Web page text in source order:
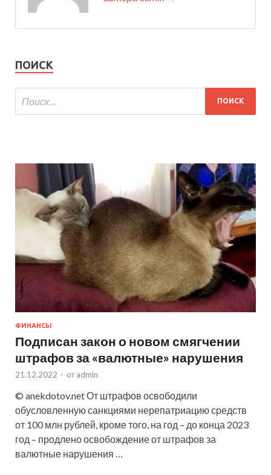
ПОИСК
ФИНАНСЫ
Подписан закон о новом смягчении
штрафов за «валютные» нарушения
21.12.2022 - от admin
© anekdotov.net От штрафов освободили
обусловленную санкциями нерепатриацию средств
от 100 млн рублей, кроме того, на год – до конца 2023
год – продлено освобождение от штрафов за
валютные нарушения …